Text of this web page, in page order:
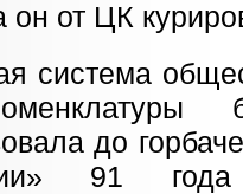
он от ЦК
система
до
91